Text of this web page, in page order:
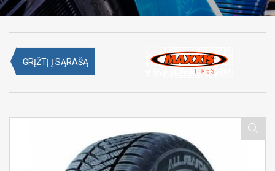
GRĮŽTĮ Į SĄRAŠĄ